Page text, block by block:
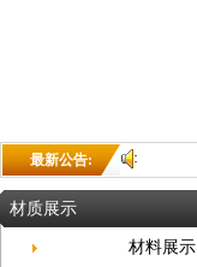
最新公告:
材质展示
材料展示